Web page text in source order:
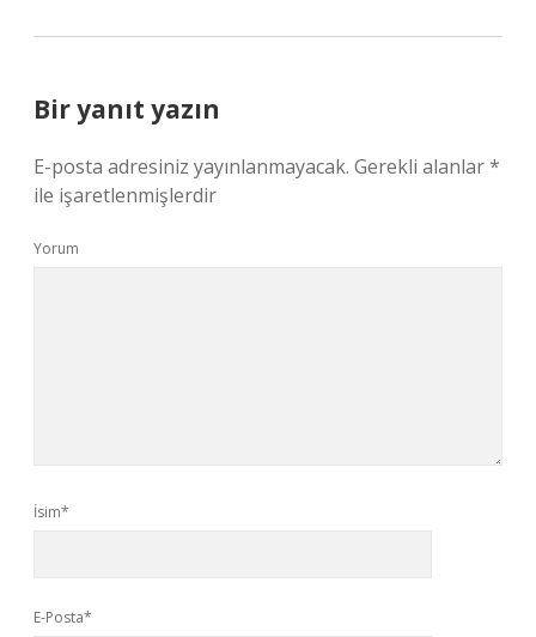
Bir yanıt yazın
E-posta adresiniz yayınlanmayacak. Gerekli alanlar*
ile işaretlenmişlerdir
Yorum
İsim*
E-Posta*